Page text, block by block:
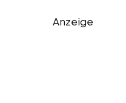
Anzeige